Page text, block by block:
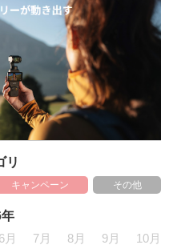
リ
キャンペーン その他
6月 7月 8月 9月
10月